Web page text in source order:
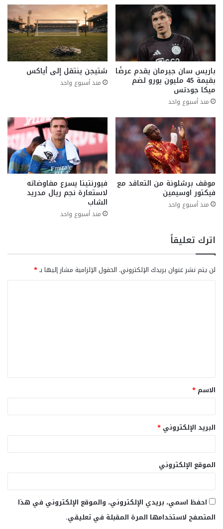
باريس سان جيرمان يقدم عرضًا
بقيمة 45 مليون يورو لضم
ميكا جودتس
منذ أسبوع واحد
شتيجن ينتقل إلى أياكس
منذ أسبوع واحد
موقف برشلونة من التعاقد مع
فيكتور اوسيمين
منذ أسبوع واحد
فيورنتينا يسرع مفاوضاته
لاستعارة نجم ريال مدريد
الشاب
منذ أسبوع واحد
اترك تعليقاً
لن يتم نشر عنوان بريدك الإلكتروني. الحقول الإلزامية مشار إليها بـ*
ق
*
الاسم *
البريد الإلكتروني *
الموقع الإلكتروني
احفظ اسمي، بريدي الإلكتروني، والموقع الإلكتروني في هذا
المتصفح لاستخدامها المرة المقبلة في تعليقي.